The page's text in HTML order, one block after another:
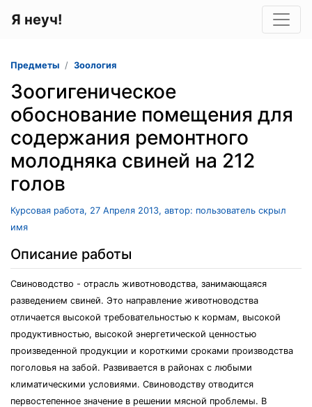
Я неуч!
Предметы Зоология
Зоогигеническое
обоснование помещения для
содержания ремонтного
молодняка свиней на 212
голов
Курсовая работа, 27 Апреля 2013, автор: пользователь скрыл
имя
Описание работы
Свиноводство - отрасль животноводства, занимающаяся
разведением свиней. Это направление животноводства
отличается высокой требовательностью к кормам, высокой
продуктивностью, высокой энергетической ценностью
произведенной продукции и короткими сроками производства
поголовья на забой. Развивается в районах с любыми
климатическими условиями. Свиноводству отводится
первостепенное значение в решении мясной проблемы. В